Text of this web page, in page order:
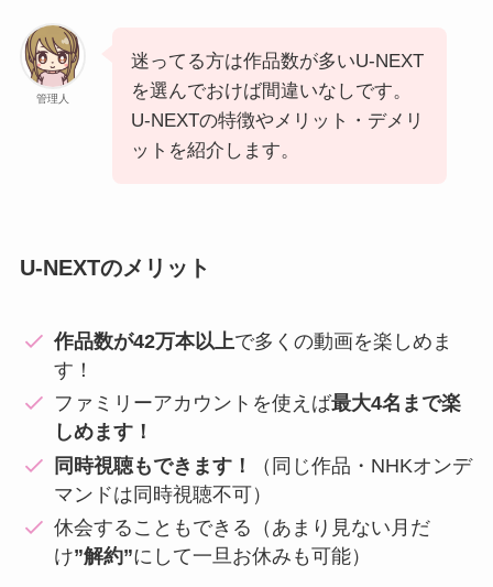
管理人
迷ってる方は作品数が多いU-NEXT
を選んでおけば間違いなしです。
U-NEXTの特徴やメリット・デメリ
ットを紹介します。
U-NEXTのメリット
作品数が42万本以上で多くの動画を楽しめま
す！
ファミリーアカウントを使えば最大4名まで楽
しめます！
同時視聴もできます！
（同じ作品・NHKオンデ
マンドは同時視聴不可）
休会することもできる（あまり見ない月だ
け”解約”にして一旦お休みも可能）